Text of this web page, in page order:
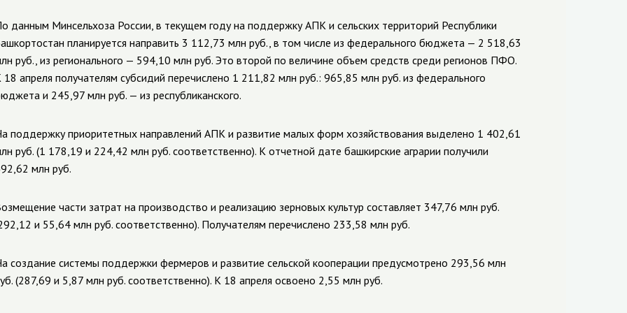
данным Минсельхоза России, в текущем году на поддержку АПК и сельских территорий Республики
планируется направить 3 112,73 млн руб., в том числе из федерального бюджета — 2 518,63
руб., из регионального — 594,10 млн руб. Это второй по величине объем средств среди регионов ПФО.
18 апреля получателям субсидий перечислено 1 211,82 млн руб.: 965,85 млн руб. из федерального
и 245,97 млн руб. — из республиканского.
поддержку приоритетных направлений АПК и развитие малых форм хозяйствования выделено 1 402,61
руб. (1 178,19 и 224,42 млн руб. соответственно). К отчетной дате башкирские аграрии получили
млн руб.
части затрат на производство и реализацию зерновых культур составляет 347,76 млн руб.
и 55,64 млн руб. соответственно). Получателям перечислено 233,58 млн руб.
создание системы поддержки фермеров и развитие сельской кооперации предусмотрено 293,56 млн
(287,69 и 5,87 млн руб. соответственно). К 18 апреля освоено 2,55 млн руб.